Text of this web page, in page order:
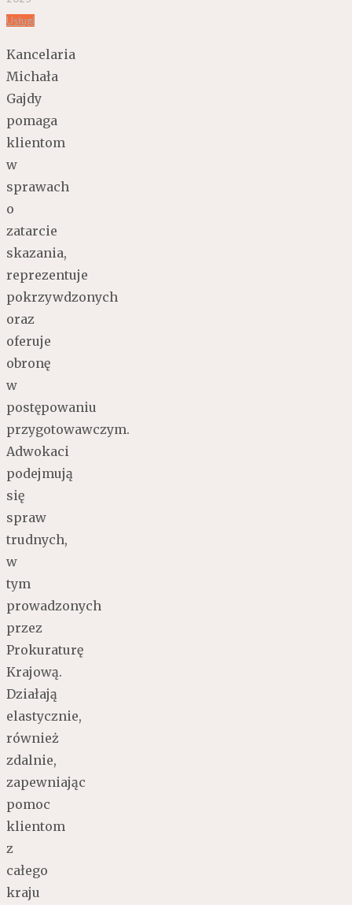
Usługi
Kancelaria
Michała
Gajdy
pomaga
klientom
w
sprawach
o
zatarcie
skazania,
reprezentuje
pokrzywdzonych
oraz
oferuje
obronę
w
postępowaniu
przygotowawczym.
Adwokaci
podejmują
się
spraw
trudnych,
w
tym
prowadzonych
przez
Prokuraturę
Krajową.
Działają
elastycznie,
również
zdalnie,
zapewniając
pomoc
klientom
z
całego
kraju